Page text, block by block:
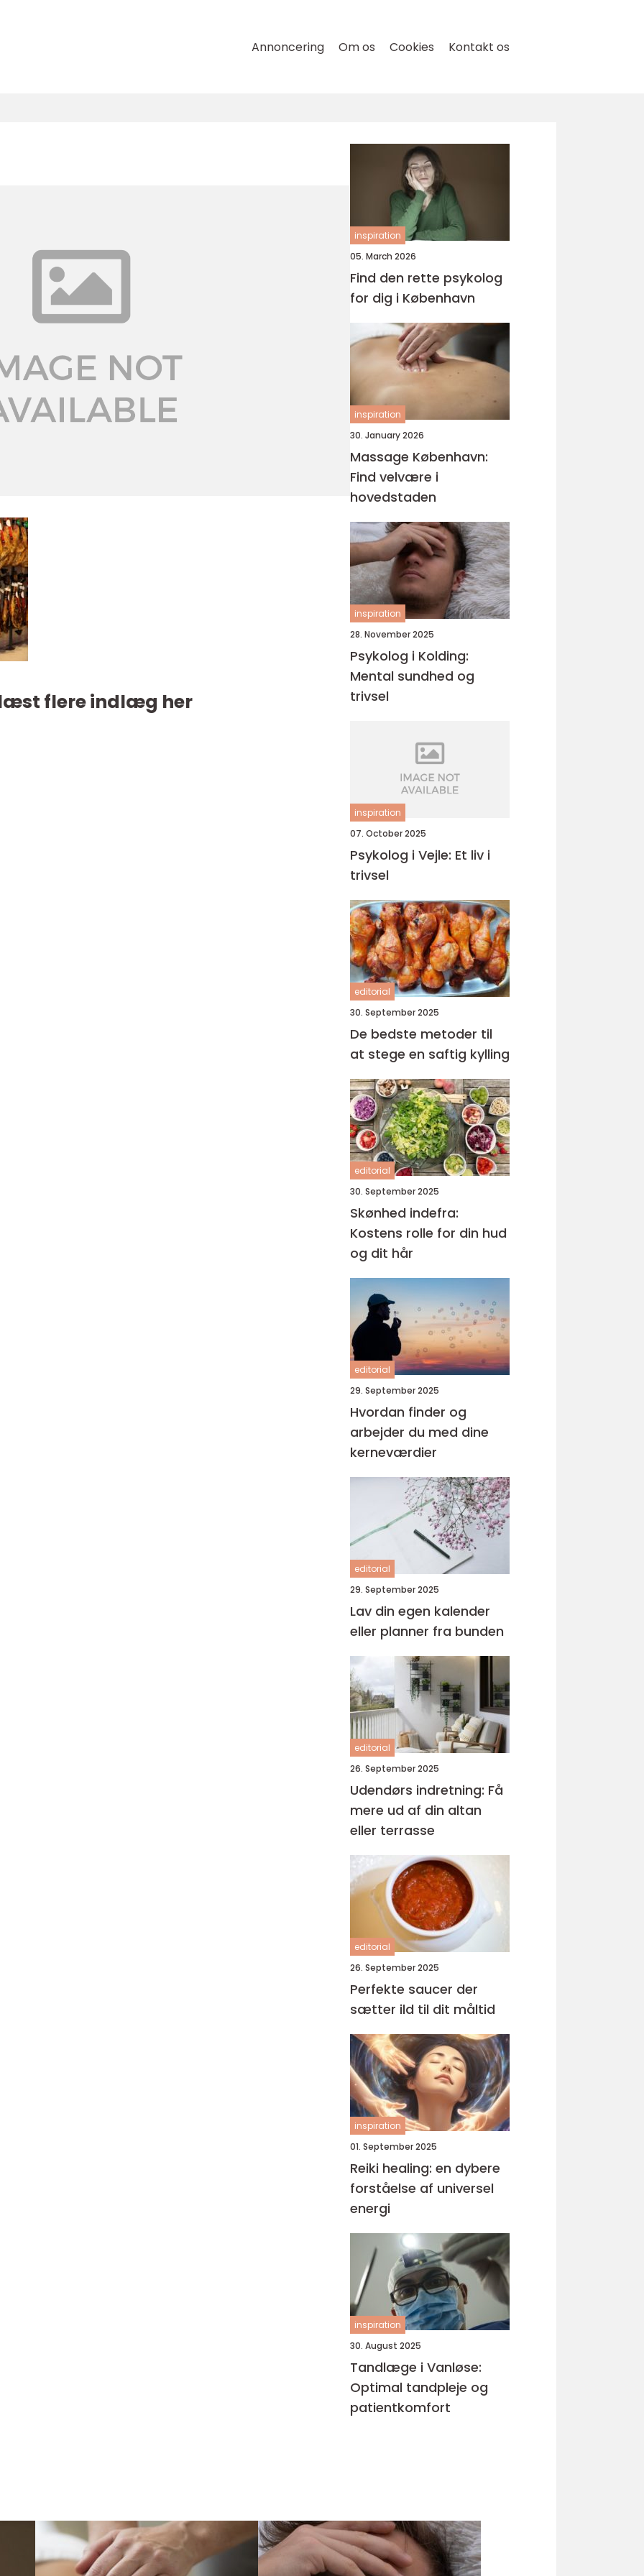
Annoncering Om os Cookies Kontakt os
flere indlæg her
inspiration
05. March 2026
Find den rette psykolog
for dig i København
inspiration
30. January 2026
Massage København:
Find velvære i
hovedstaden
inspiration
28. November 2025
Psykolog i Kolding:
Mental sundhed og
trivsel
inspiration
07. October 2025
Psykolog i Vejle: Et liv i
trivsel
editorial
30. September 2025
De bedste metoder til
at stege en saftig kylling
editorial
30. September 2025
Skønhed indefra:
Kostens rolle for din hud
og dit hår
editorial
29. September 2025
Hvordan finder og
arbejder du med dine
kerneværdier
editorial
29. September 2025
Lav din egen kalender
eller planner fra bunden
editorial
26. September 2025
Udendørs indretning: Få
mere ud af din altan
eller terrasse
editorial
26. September 2025
Perfekte saucer der
sætter ild til dit måltid
inspiration
01. September 2025
Reiki healing: en dybere
forståelse af universel
energi
inspiration
30. August 2025
Tandlæge i Vanløse:
Optimal tandpleje og
patientkomfort